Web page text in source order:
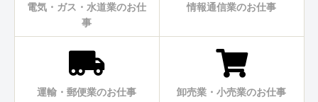
電気・ガス・水道業のお仕
事
情報通信業のお仕事
運輸・郵便業のお仕事 卸売業・小売業のお仕事